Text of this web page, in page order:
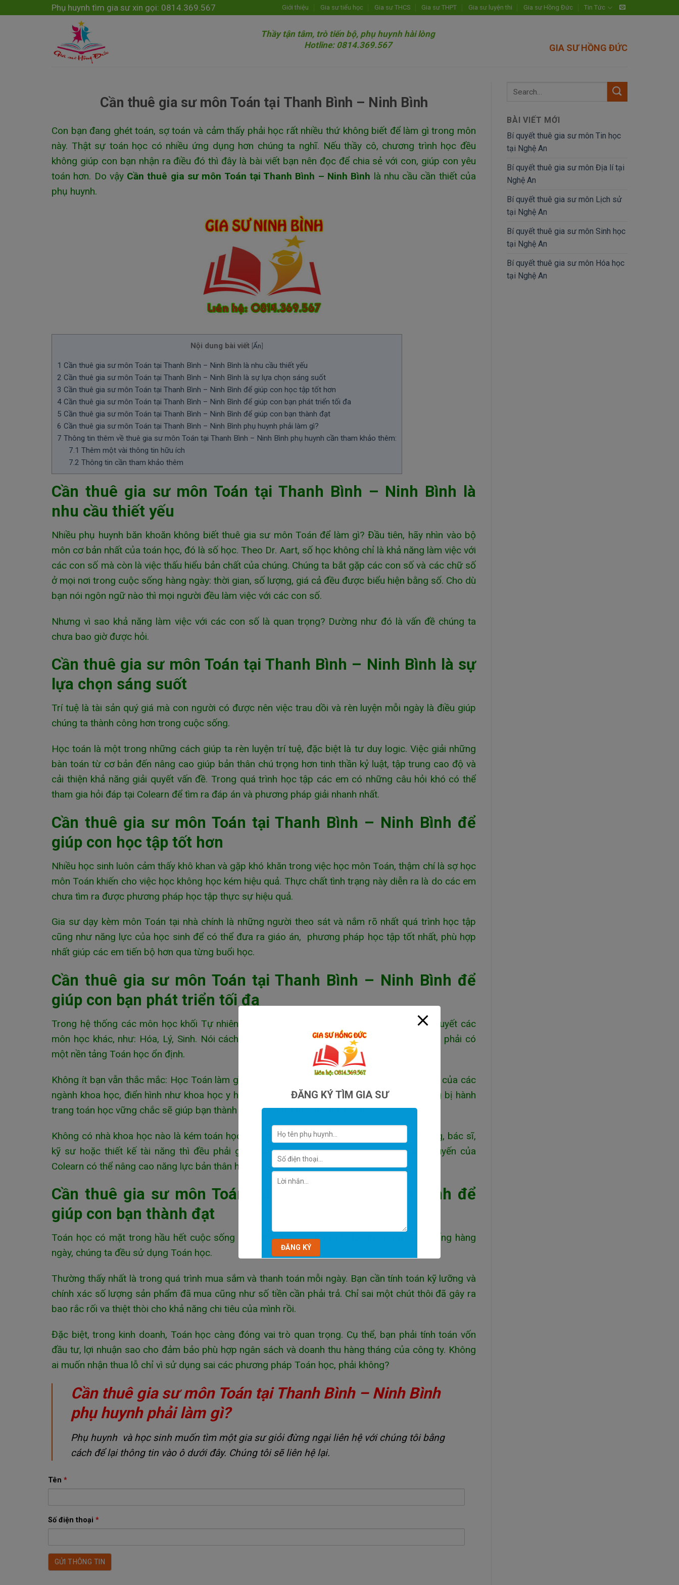
to
Phụ huynh tìm gia sư xin gọi: 0814.369.567 Giới thiệu Gia sư tiểu học Gia sư THCS Gia sư THPT Gia sư luyện thi Gia sư Hồng Đức Tin Tức
Thầy tận tâm, trò tiến bộ, phụ huynh hài lòng
Hotline: 0814.369.567
GIA SƯ HỒNG ĐỨC
Cần thuê gia sư môn Toán tại Thanh Bình – Ninh Bình
Con bạn đang ghét toán, sợ toán và cảm thấy phải học rất nhiều thứ không biết để làm gì trong môn
này. Thật sự toán học có nhiều ứng dụng hơn chúng ta nghĩ. Nếu thầy cô, chương trình học đều
không giúp con bạn nhận ra điều đó thì đây là bài viết bạn nên đọc để chia sẻ với con, giúp con yêu
toán hơn. Do vậy Cần thuê gia sư môn Toán tại Thanh Bình – Ninh Bình là nhu cầu cần thiết của
phụ huynh.
Nội dung bài viết [Ẩn]
1 Cần thuê gia sư môn Toán tại Thanh Bình – Ninh Bình là nhu cầu thiết yếu
2 Cần thuê gia sư môn Toán tại Thanh Bình – Ninh Bình là sự lựa chọn sáng suốt
3 Cần thuê gia sư môn Toán tại Thanh Bình – Ninh Bình để giúp con học tập tốt hơn
4 Cần thuê gia sư môn Toán tại Thanh Bình – Ninh Bình để giúp con bạn phát triển tối đa
5 Cần thuê gia sư môn Toán tại Thanh Bình – Ninh Bình để giúp con bạn thành đạt
6 Cần thuê gia sư môn Toán tại Thanh Bình – Ninh Bình phụ huynh phải làm gì?
7 Thông tin thêm về thuê gia sư môn Toán tại Thanh Bình – Ninh Bình phụ huynh cần tham khảo thêm:
7.1 Thêm một vài thông tin hữu ích
7.2 Thông tin cần tham khảo thêm
Cần thuê gia sư môn Toán tại Thanh Bình – Ninh Bình là
nhu cầu thiết yếu
Nhiều phụ huynh băn khoăn không biết thuê gia sư môn Toán để làm gì? Đầu tiên, hãy nhìn vào bộ
môn cơ bản nhất của toán học, đó là số học. Theo Dr. Aart, số học không chỉ là khả năng làm việc với
các con số mà còn là việc thấu hiểu bản chất của chúng. Chúng ta bắt gặp các con số và các chữ số
ở mọi nơi trong cuộc sống hàng ngày: thời gian, số lượng, giá cả đều được biểu hiện bằng số. Cho dù
bạn nói ngôn ngữ nào thì mọi người đều làm việc với các con số.
Nhưng vì sao khả năng làm việc với các con số là quan trọng? Dường như đó là vấn đề chúng ta
chưa bao giờ được hỏi.
Cần thuê gia sư môn Toán tại Thanh Bình – Ninh Bình là sự
lựa chọn sáng suốt
Trí tuệ là tài sản quý giá mà con người có được nên việc trau dồi và rèn luyện mỗi ngày là điều giúp
chúng ta thành công hơn trong cuộc sống.
Học toán là một trong những cách giúp ta rèn luyện trí tuệ, đặc biệt là tư duy logic. Việc giải những
bàn toán từ cơ bản đến nâng cao giúp bản thân chú trọng hơn tinh thần kỷ luật, tập trung cao độ và
cải thiện khả năng giải quyết vấn đề. Trong quá trình học tập các em có những câu hỏi khó có thể
tham gia hỏi đáp tại Colearn để tìm ra đáp án và phương pháp giải nhanh nhất.
Cần thuê gia sư môn Toán tại Thanh Bình – Ninh Bình để
giúp con học tập tốt hơn
Nhiều học sinh luôn cảm thấy khô khan và gặp khó khăn trong việc học môn Toán, thậm chí là sợ học
môn Toán khiến cho việc học không học kém hiệu quả. Thực chất tình trạng này diễn ra là do các em
chưa tìm ra được phương pháp học tập thực sự hiệu quả.
Gia sư dạy kèm môn Toán tại nhà chính là những người theo sát và nắm rõ nhất quá trình học tập
cũng như năng lực của học sinh để có thể đưa ra giáo án, phương pháp học tập tốt nhất, phù hợp
nhất giúp các em tiến bộ hơn qua từng buổi học.
Cần thuê gia sư môn Toán tại Thanh Bình – Ninh Bình để
giúp con bạn phát triển tối đa
Trong hệ thống các môn học khối Tự nhiên, Toán được xem là môn cơ bản nhất để giải quyết các
môn học khác, như: Hóa, Lý, Sinh. Nói cách khác, để học tốt những môn học này, bạn cần phải có
một nền tảng Toán học ổn định.
Không ít bạn vẫn thắc mắc: Học Toán làm gì? Trên thực tế,Toán học là nền tảng vững chắc của các
ngành khoa học, điển hình như khoa học y học, khoa học kĩ thuật điện tử,… Vì thế, việc trang bị hành
trang toán học vững chắc sẽ giúp bạn thành công hơn trong các lĩnh vực này.
Không có nhà khoa học nào là kém toán học! Bất cứ ai muốn trở thành một người xây dựng, bác sĩ,
kỹ sư hoặc thiết kế tài năng thì đều phải giỏi toán. Nếu các em đăng ký lớp học trực tuyến của
Colearn có thể nâng cao năng lực bản thân hiệu quả nhất.
Cần thuê gia sư môn Toán tại Thanh Bình – Ninh Bình để
giúp con bạn thành đạt
Toán học có mặt trong hầu hết cuộc sống của chúng ta. Trong kinh doanh, trong cuộc sống hàng
ngày, chúng ta đều sử dụng Toán học.
Thường thấy nhất là trong quá trình mua sắm và thanh toán mỗi ngày. Bạn cần tính toán kỹ lưỡng và
chính xác số lượng sản phẩm đã mua cũng như số tiền cần phải trả. Chỉ sai một chút thôi đã gây ra
bao rắc rối va thiệt thòi cho khả năng chi tiêu của mình rồi.
Đặc biệt, trong kinh doanh, Toán học càng đóng vai trò quan trọng. Cụ thể, bạn phải tính toán vốn
đầu tư, lợi nhuận sao cho đảm bảo phù hợp ngân sách và doanh thu hàng tháng của công ty. Không
ai muốn nhận thua lỗ chỉ vì sử dụng sai các phương pháp Toán học, phải không?
Cần thuê gia sư môn Toán tại Thanh Bình – Ninh Bình
phụ huynh phải làm gì?
Phụ huynh và học sinh muốn tìm một gia sư giỏi đừng ngại liên hệ với chúng tôi bằng
cách để lại thông tin vào ô dưới đây. Chúng tôi sẽ liên hệ lại.
Tên *
Số điện thoại *
BÀI VIẾT MỚI
Bí quyết thuê gia sư môn Tin học
tại Nghệ An
Bí quyết thuê gia sư môn Địa lí tại
Nghệ An
Bí quyết thuê gia sư môn Lịch sử
tại Nghệ An
Bí quyết thuê gia sư môn Sinh học
tại Nghệ An
Bí quyết thuê gia sư môn Hóa học
tại Nghệ An
ĐĂNG KÝ TÌM GIA SƯ